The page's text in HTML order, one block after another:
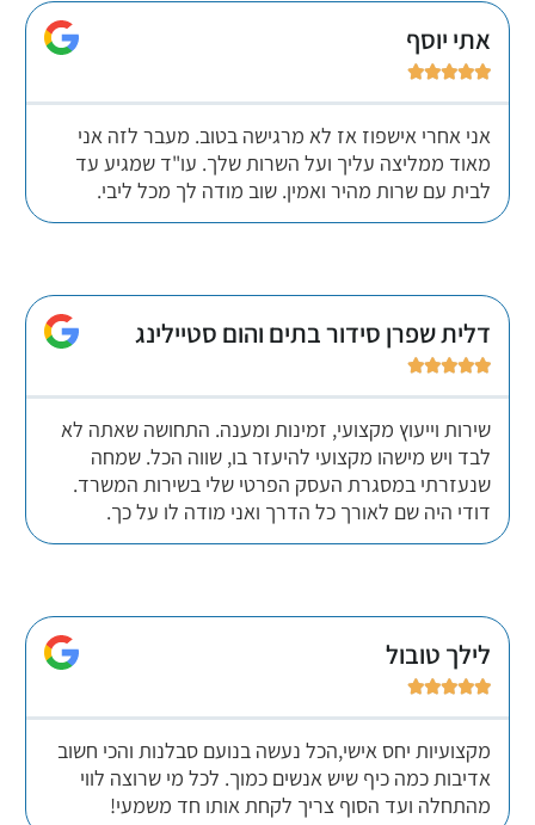
אתי יוסף





אני אחרי אישפוז אז לא מרגישה בטוב. מעבר לזה אני
מאוד ממליצה עליך ועל השרות שלך. עו"ד שמגיע עד
לבית עם שרות מהיר ואמין. שוב מודה לך מכל ליבי.
דלית שפרן סידור בתים והום סטיילינג





שירות וייעוץ מקצועי, זמינות ומענה. התחושה שאתה לא
לבד ויש מישהו מקצועי להיעזר בו, שווה הכל. שמחה
שנעזרתי במסגרת העסק הפרטי שלי בשירות המשרד.
דודי היה שם לאורך כל הדרך ואני מודה לו על כך.
לילך טובול





מקצועיות יחס אישי,הכל נעשה בנועם סבלנות והכי חשוב
אדיבות כמה כיף שיש אנשים כמוך. לכל מי שרוצה לווי
מהתחלה ועד הסוף צריך לקחת אותו חד משמעי!